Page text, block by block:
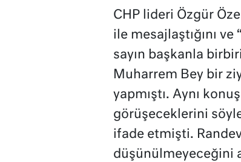
CHP lideri Özgür
ile mesajlaştığını
sayın başkanla
Muharrem Bey bir
yapmıştı. Aynı
görüşeceklerini
ifade etmişti.
düşünülmeyeceğini